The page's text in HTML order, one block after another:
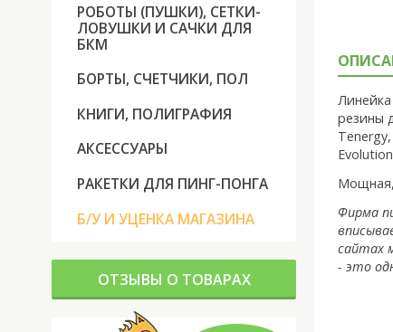
РОБОТЫ (ПУШКИ), СЕТКИ-
ЛОВУШКИ И САЧКИ ДЛЯ
БКМ
БОРТЫ, СЧЕТЧИКИ, ПОЛ
КНИГИ, ПОЛИГРАФИЯ
АКСЕССУАРЫ
РАКЕТКИ ДЛЯ ПИНГ-ПОНГА
Б/У И УЦЕНКА МАГАЗИНА
ОТЗЫВЫ О ТОВАРАХ
резины
Мощная,
Фирма
сайтах
- это